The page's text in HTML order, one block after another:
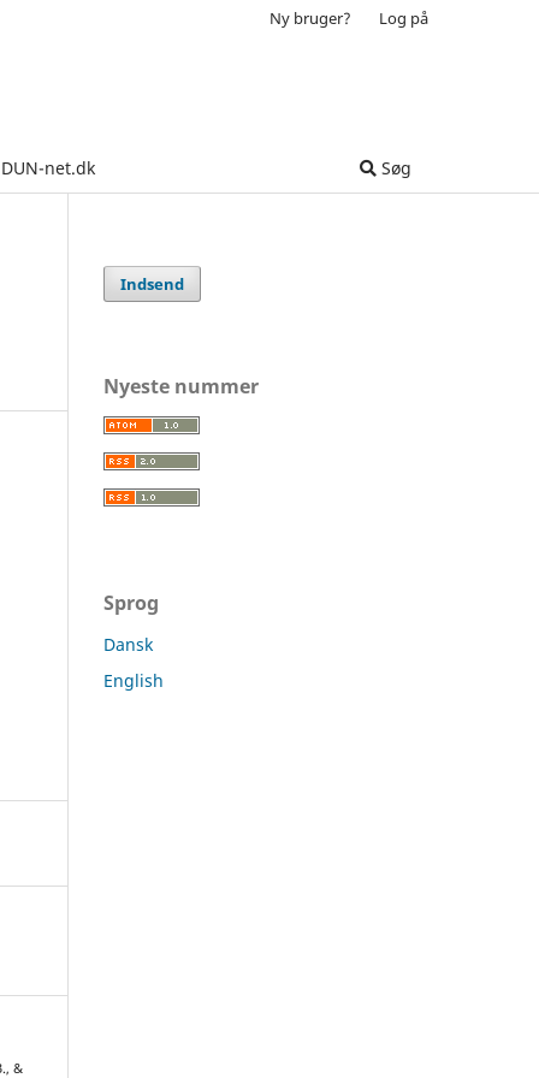
DUN-net.dk Søg
Ny bruger? Log på
&
Indsend
Nyeste nummer
Sprog
Dansk
English